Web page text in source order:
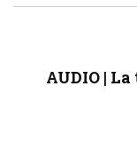
AUDIO |